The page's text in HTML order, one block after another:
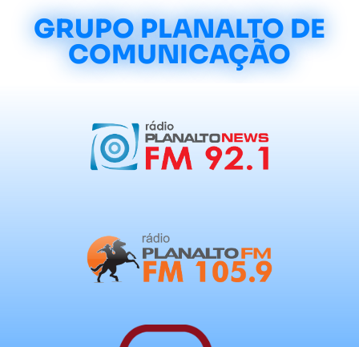
GRUPO PLANALTO DE
COMUNICAÇÃO